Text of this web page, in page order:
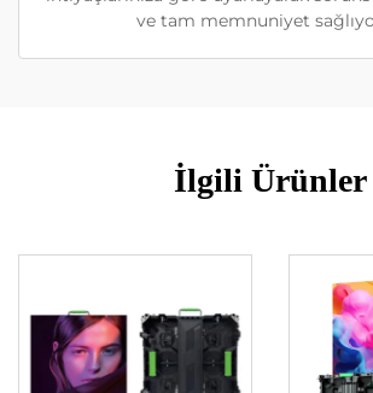
ve tam memnuniyet
İlgili Ürünler